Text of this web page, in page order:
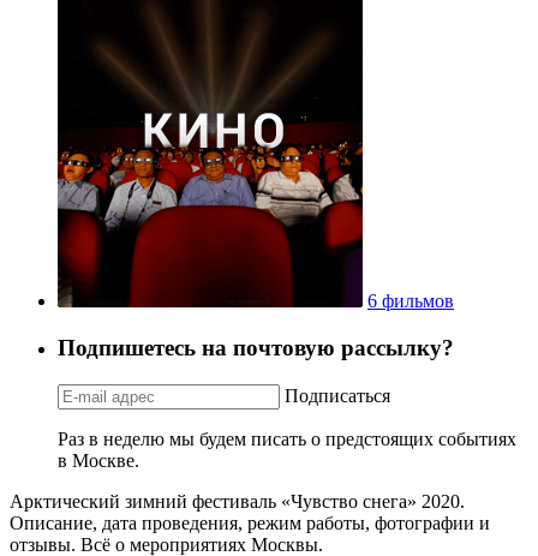
6 фильмов
Подпишетесь на почтовую рассылку?
Подписаться
Раз в неделю мы будем писать о предстоящих событиях
в Москве.
Арктический зимний фестиваль «Чувство снега» 2020.
Описание, дата проведения, режим работы, фотографии и
отзывы. Всё о мероприятиях Москвы.